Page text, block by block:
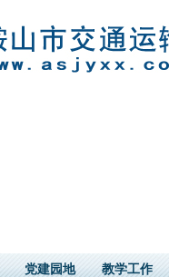
党建园地 教学工作